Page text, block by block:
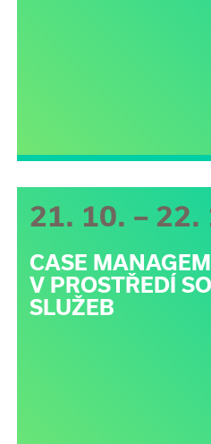
21. 10. – 22.
CASE
V PROSTŘEDÍ
SLUŽEB